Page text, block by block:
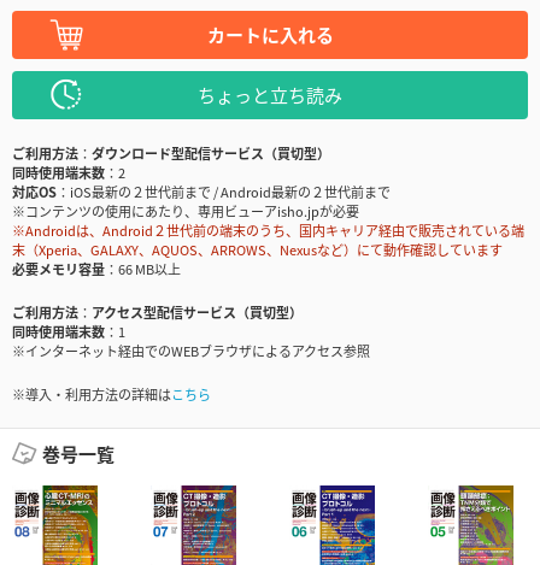
カートに入れる
ちょっと立ち読み
ご利用方法
ダウンロード型配信サービス（買切型）
同時使用端末数
2
対応OS
iOS最新の２世代前まで / Android最新の２世代前まで
※コンテンツの使用にあたり、専用ビューアisho.jpが必要
※Androidは、Android２世代前の端末のうち、国内キャリア経由で販売されている端
末（Xperia、GALAXY、AQUOS、ARROWS、Nexusなど）にて動作確認しています
必要メモリ容量
66 MB以上
ご利用方法
アクセス型配信サービス（買切型）
同時使用端末数
1
※インターネット経由でのWEBブラウザによるアクセス参照
※導入・利用方法の詳細はこちら
巻号一覧